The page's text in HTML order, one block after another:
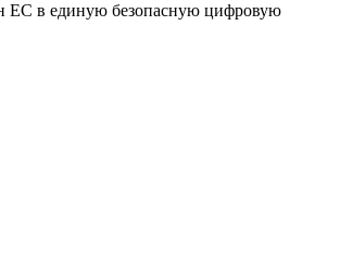
ЕС в единую безопасную цифровую